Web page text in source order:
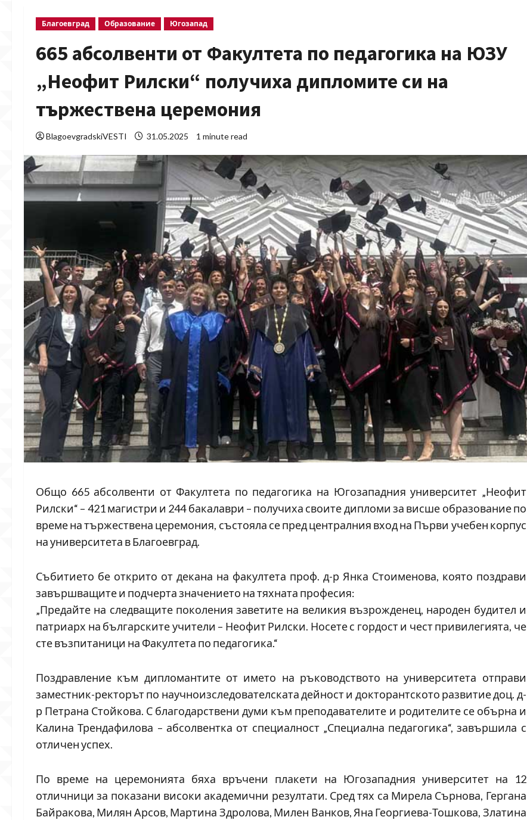
Благоевград Образование Югозапад
665 абсолвенти от Факултета по педагогика на ЮЗУ
„Неофит Рилски“ получиха дипломите си на
тържествена церемония
BlagoevgradskiVESTI 31.05.2025 1 minute read
Общо 665 абсолвенти от Факултета по педагогика на Югозападния университет „Неофит
Рилски“ – 421 магистри и 244 бакалаври – получиха своите дипломи за висше образование по
време на тържествена церемония, състояла се пред централния вход на Първи учебен корпус
на университета в Благоевград.
Събитието бе открито от декана на факултета проф. д-р Янка Стоименова, която поздрави
завършващите и подчерта значението на тяхната професия:
„Предайте на следващите поколения заветите на великия възрожденец, народен будител и
патриарх на българските учители – Неофит Рилски. Носете с гордост и чест привилегията, че
сте възпитаници на Факултета по педагогика.“
Поздравление към дипломантите от името на ръководството на университета отправи
заместник-ректорът по научноизследователската дейност и докторантското развитие доц. д-
р Петрана Стойкова. С благодарствени думи към преподавателите и родителите се обърна и
Калина Трендафилова – абсолвентка от специалност „Специална педагогика“, завършила с
отличен успех.
По време на церемонията бяха връчени плакети на Югозападния университет на 12
отличници за показани високи академични резултати. Сред тях са Мирела Сърнова, Гергана
Байракова, Милян Арсов, Мартина Здролова, Милен Ванков, Яна Георгиева-Тошкова, Златина